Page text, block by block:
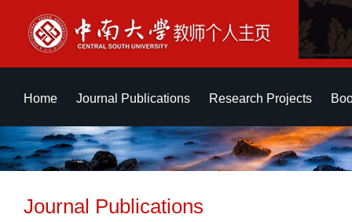
Home Journal Publications Research Projects
Journal Publications